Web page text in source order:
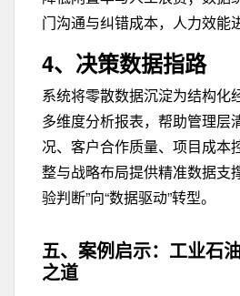
门沟通与纠错成本，人力效能
4、决策数据指路
系统将零散数据沉淀为结构化
多维度分析报表，帮助管理层
况、客户合作质量、项目成本
整与战略布局提供精准数据支
验判断”向“数据驱动”转型。
五、 案例启示： 工业石
之道